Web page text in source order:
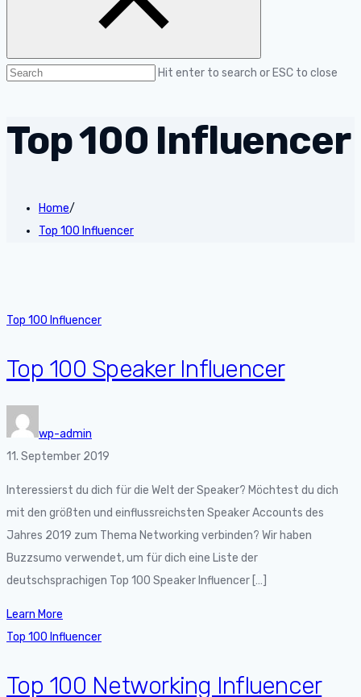
Hit enter to search or ESC to close
Top 100 Influencer
Home/
Top 100 Influencer
Top 100 Influencer
Top 100 Speaker Influencer
wp-admin
11. September 2019
Interessierst du dich für die Welt der Speaker? Möchtest du dich
mit den größten und einflussreichsten Speaker Accounts des
Jahres 2019 zum Thema Networking verbinden? Wir haben
Buzzsumo verwendet, um für dich eine Liste der
deutschsprachigen Top 100 Speaker Influencer […]
Learn More
Top 100 Influencer
Top 100 Networking Influencer